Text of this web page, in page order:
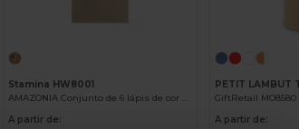
Stamina HW8001
AMAZONIA Conjunto de 6 lápis de cor em madeira em caixa de papelão reciclado
A partir de:
GiftRetail MO8580
A partir de: